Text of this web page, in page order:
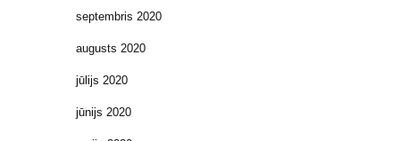
septembris 2020
augusts 2020
jūlijs 2020
jūnijs 2020